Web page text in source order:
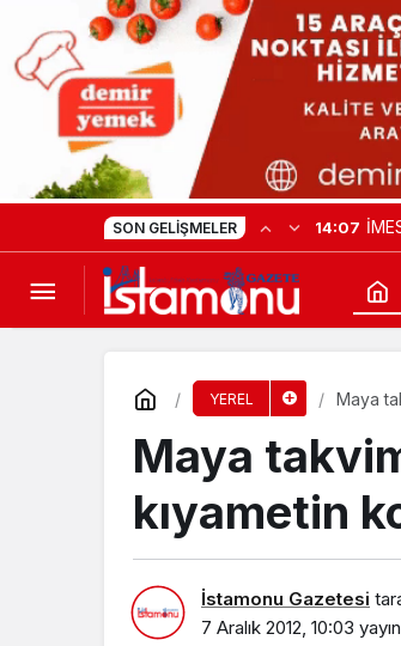
SON GELIŞMELER 18:44
YEREL Maya
Maya
kıyametin
İstamonu Gazetesi
7 Aralık 2012, 10:03